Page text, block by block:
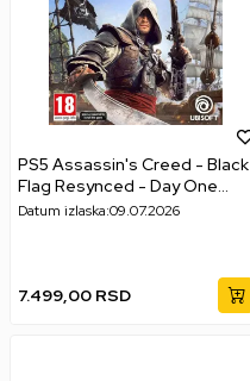
PS5 Assassin's Creed - Black
Flag Resynced - Day One
Edition
Datum izlaska:09.07.2026
7.499,00 RSD